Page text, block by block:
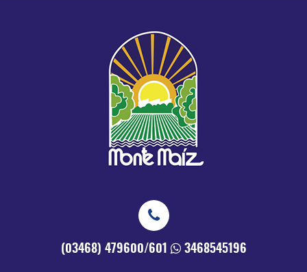
(03468) 479600/601 3468545196